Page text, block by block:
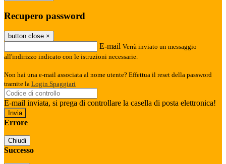
Recupero password
button close ×
E-mail Verrà inviato un messaggio
all'indirizzo indicato con le istruzioni necessarie.
Non hai una e-mail associata al nome utente? Effettua il reset della password
tramite la Login Spaggiari
E-mail inviata, si prega di controllare la casella di posta elettronica!
Errore
Chiudi
Successo